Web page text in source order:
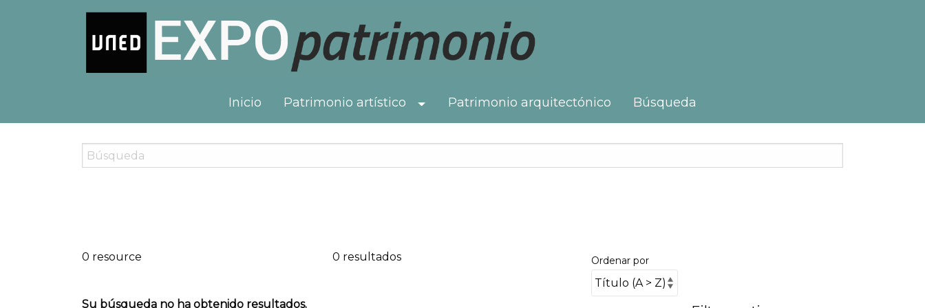
Inicio Patrimonio artístico Toggle Dropdown
Patrimonio arquitectónico Búsqueda
0 resource 0 resultados Ordenar por
Su búsqueda no ha obtenido resultados.